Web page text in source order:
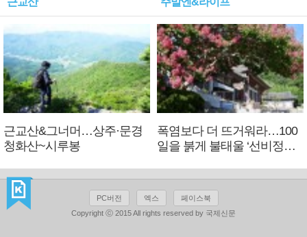
근교산&그너머…상주·문경
청화산~시루봉
폭염보다 더 뜨거워라…100
일을 붉게 불태울 ‘선비정신’
PC버전 엑스
페이스북
Copyright ⓒ 2015 All rights reserved by 국제신문